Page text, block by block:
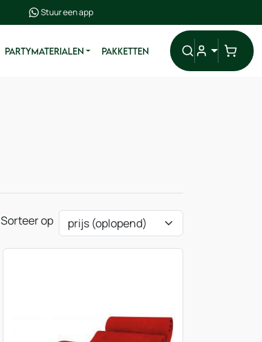
Stuur een app
PARTYMATERIALEN PAKKETTEN
Sorteer op